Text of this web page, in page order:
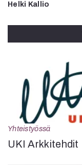
Helki Kallio
Yhteistyössä
UKI Arkkitehdit